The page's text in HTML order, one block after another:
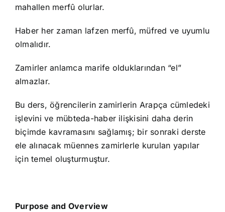
mahallen merfû olurlar.
Haber her zaman lafzen merfû, müfred ve uyumlu
olmalıdır.
Zamirler anlamca marife olduklarından “el”
almazlar.
Bu ders, öğrencilerin zamirlerin Arapça cümledeki
işlevini ve mübteda-haber ilişkisini daha derin
biçimde kavramasını sağlamış; bir sonraki derste
ele alınacak müennes zamirlerle kurulan yapılar
için temel oluşturmuştur.
Purpose and Overview